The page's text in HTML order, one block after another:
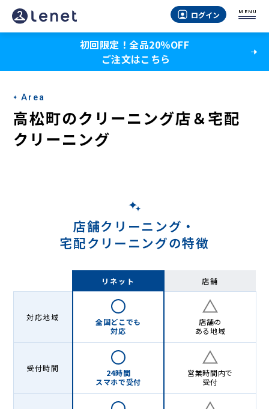
高
松
の
宅
配
ク
Lenet〈リ
ログイン MENU
初回限定！全品20％OFF
ご注文はこちら
Area
高松町のクリーニング店＆宅配
クリーニング
店舗クリーニング・
宅配クリーニングの特徴
リネット 店舗
対応地域
全国どこでも
対応
店舗の
ある地域
受付時間
24時間
スマホで受付
営業時間内で
受付